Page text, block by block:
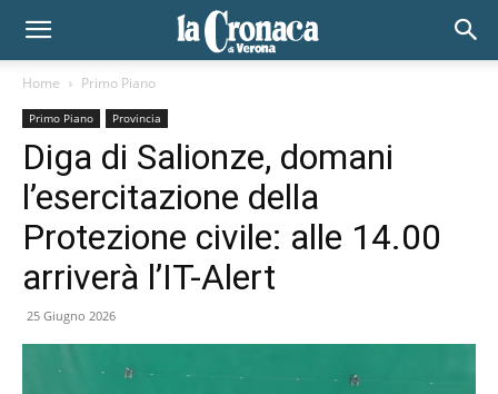
Home Primo Piano
Primo Piano Provincia
Diga di Salionze, domani
l’esercitazione della
Protezione civile: alle 14.00
arriverà l’IT-Alert
25 Giugno 2026